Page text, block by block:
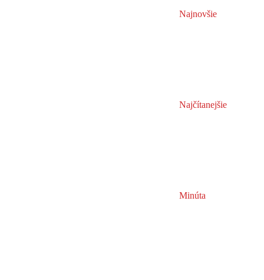
Najnovšie
Najčítanejšie
Minúta